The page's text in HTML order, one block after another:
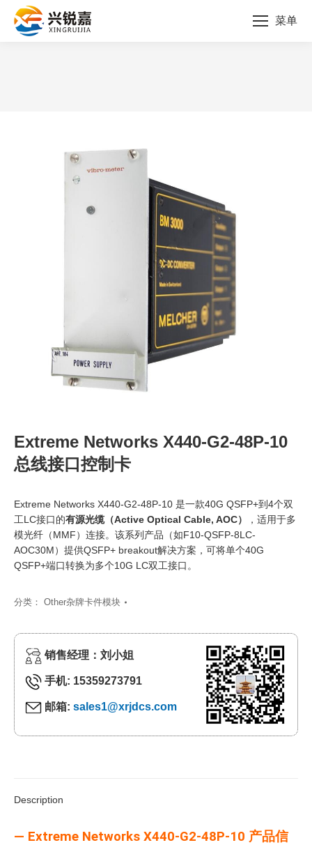
菜单
Extreme Networks X440-G2-48P-10
总线接口控制卡
Extreme Networks X440-G2-48P-10 是一款40G QSFP+到4个双
工LC接口的有源光缆（Active Optical Cable, AOC）
‍，适用于多
模光纤（MMF）连接。该系列产品（如F10-QSFP-8LC-
AOC30M）提供QSFP+ breakout解决方案，可将单个40G
QSFP+端口转换为多个10G LC双工接口。
分类： Other杂牌卡件模块
销售经理：刘小姐
手机: 15359273791
邮箱: sales1@xrjdcs.com
Description
— Extreme Networks X440-G2-48P-10 产品信